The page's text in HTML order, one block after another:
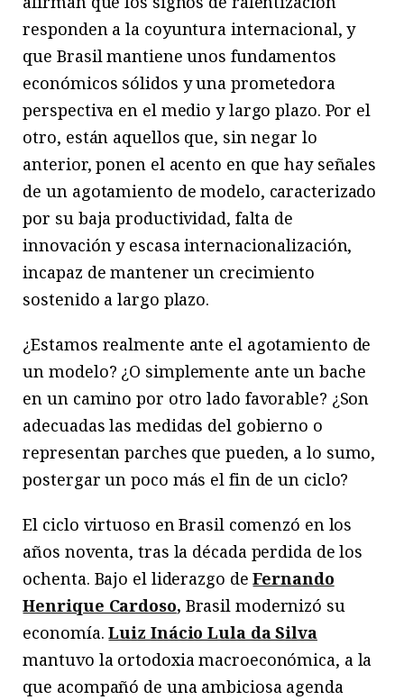
responden a la coyuntura internacional, y
que Brasil mantiene unos fundamentos
económicos sólidos y una prometedora
perspectiva en el medio y largo plazo. Por el
otro, están aquellos que, sin negar lo
anterior, ponen el acento en que hay señales
de un agotamiento de modelo, caracterizado
por su baja productividad, falta de
innovación y escasa internacionalización,
incapaz de mantener un crecimiento
sostenido a largo plazo.
¿Estamos realmente ante el agotamiento de
un modelo? ¿O simplemente ante un bache
en un camino por otro lado favorable? ¿Son
adecuadas las medidas del gobierno o
representan parches que pueden, a lo sumo,
postergar un poco más el fin de un ciclo?
El ciclo virtuoso en Brasil comenzó en los
años noventa, tras la década perdida de los
ochenta. Bajo el liderazgo deFernando
Henrique Cardoso, Brasil modernizó su
economía.Luiz Inácio Lula da Silva
mantuvo la ortodoxia macroeconómica, a la
que acompañó de una ambiciosa agenda